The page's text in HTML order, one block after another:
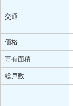
交通
価格
専有面積
総戸数